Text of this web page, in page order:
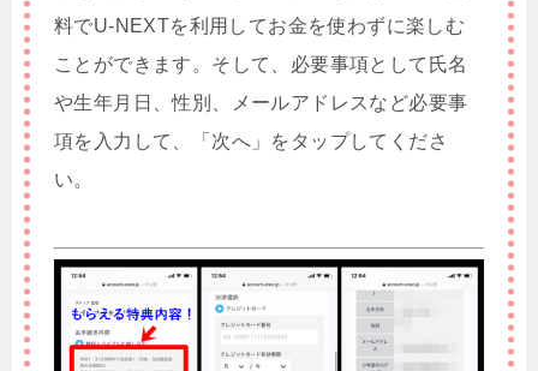
料でU-NEXTを利用してお金を使わずに楽しむ
ことができます。そして、必要事項として氏名
や生年月日、性別、メールアドレスなど必要事
項を入力して、「次へ」をタップしてくださ
い。